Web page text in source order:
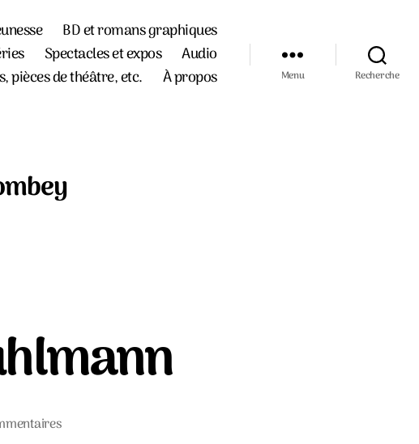
BD et romans graphiques
Spectacles et expos
Audio
pièces de théâtre, etc.
À propos Menu Recherche
sur